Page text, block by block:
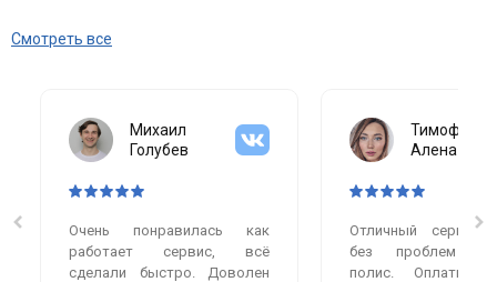
Смотреть все
Михаил
Голубев
Очень понравилась как
работает сервис, всё
сделали быстро. Доволен
Тимофеева
Алена
Отличный сервис.
без проблем
полис.